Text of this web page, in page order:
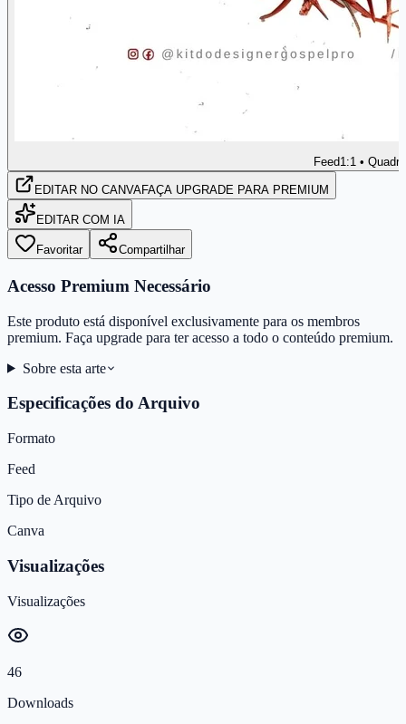
Feed1:1 •
EDITAR NO CANVAFAÇA UPGRADE PARA PREMIUM
EDITAR COM IA
Favoritar Compartilhar
Acesso Premium Necessário
Este produto está disponível exclusivamente para os membros
premium. Faça upgrade para ter acesso a todo o conteúdo premium.
Sobre esta arte
Especificações do Arquivo
Formato
Feed
Tipo de Arquivo
Canva
Visualizações
Visualizações
46
Downloads